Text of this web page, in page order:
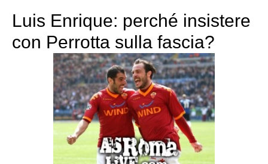
Luis Enrique: perché insistere
con Perrotta sulla fascia?